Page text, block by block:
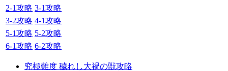
2-1攻略 3-1攻略
3-2攻略 4-1攻略
5-1攻略 5-2攻略
6-1攻略 6-2攻略
究極難度 穢れし大禍の獣攻略